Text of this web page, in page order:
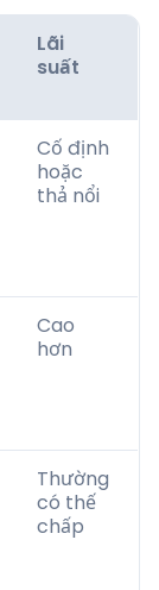
Lãi
suất
Cố định
hoặc
thả nổi
Cao
hơn
Thường
có thế
chấp